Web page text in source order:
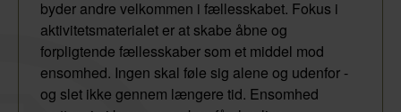
byder andre velkommen i fællesskabet. Fokus i
aktivitetsmaterialet er at skabe åbne og
forpligtende fællesskaber som et middel mod
ensomhed. Ingen skal føle sig alene og udenfor -
og slet ikke gennem længere tid. Ensomhed